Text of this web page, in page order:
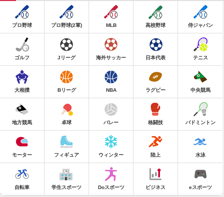
プロ野球 プロ野球(2軍) MLB 高校野球 侍ジャパン
ゴルフ Jリーグ 海外サッカー 日本代表 テニス
大相撲 Bリーグ NBA ラグビー 中央競馬
地方競馬 卓球 バレー 格闘技 バドミントン
モーター フィギュア ウィンター 陸上 水泳
自転車 学生スポーツ Doスポーツ ビジネス eスポーツ